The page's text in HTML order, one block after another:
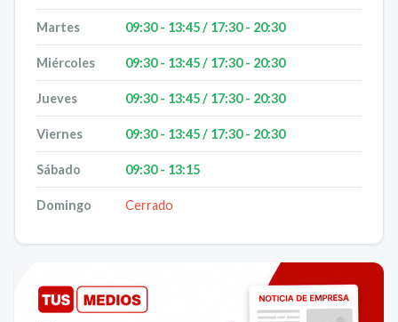
Martes 09:30 - 13:45 / 17:30 - 20:30
Miércoles 09:30 - 13:45 / 17:30 - 20:30
Jueves 09:30 - 13:45 / 17:30 - 20:30
Viernes 09:30 - 13:45 / 17:30 - 20:30
Sábado 09:30 - 13:15
Domingo Cerrado